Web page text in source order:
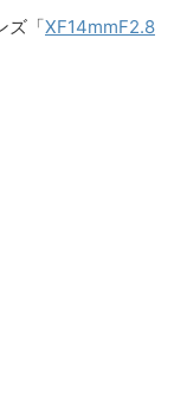
ズ「XF14mmF2.8